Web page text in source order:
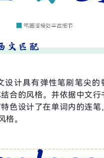
计具有弹性笔刷笔尖的
合的风格。并依据中文行
色设计了在单词内的连笔
。